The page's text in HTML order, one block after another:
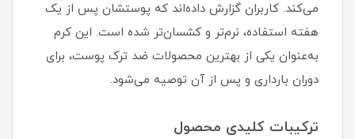
می‌کند. کاربران گزارش داده‌اند که پوستشان پس از یک
هفته استفاده، نرم‌تر و کشسان‌تر شده است. این کرم
به‌عنوان یکی از بهترین محصولات ضد ترک پوست، برای
دوران بارداری و پس از آن توصیه می‌شود.
ترکیبات کلیدی محصول